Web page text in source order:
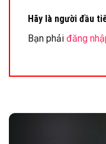
Hãy là người đầu
Bạn phải đăng